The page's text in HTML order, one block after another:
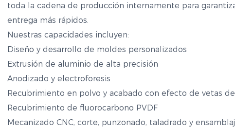
toda la cadena de producción internamente para
entrega más rápidos.
Nuestras capacidades incluyen:
Diseño y desarrollo de moldes personalizados
Extrusión de aluminio de alta precisión
Anodizado y electroforesis
Recubrimiento en polvo y acabado con efecto de vetas
Recubrimiento de fluorocarbono PVDF
Mecanizado CNC, corte, punzonado, taladrado y